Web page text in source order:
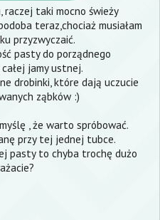
raczej taki mocno świeży
teraz,chociaż musiałam
przyzwyczaić.
pasty do porządnego
jamy ustnej.
drobinki, które dają uczucie
ząbków :)
, że warto spróbować.
przy tej jednej tubce.
pasty to chyba trochę dużo